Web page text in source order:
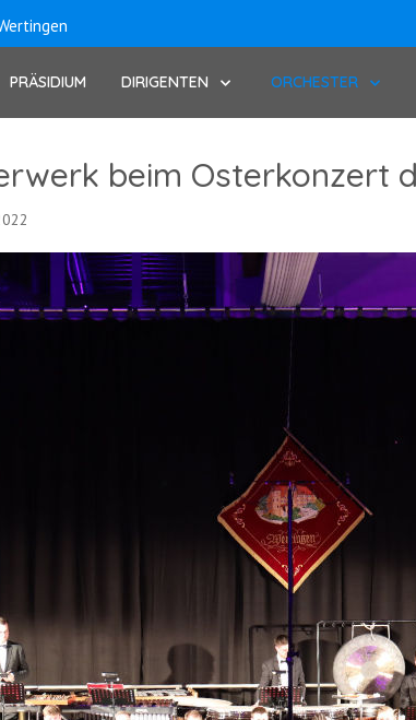
PRÄSIDIUM DIRIGENTEN ORCHESTER
beim Osterkonzert